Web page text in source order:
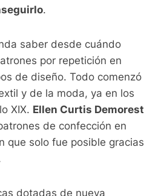
.
saber desde cuándo
por repetición en
de diseño. Todo comenzó
y de la moda, ya en los
XIX. Ellen Curtis Demorest
de confección en
que solo fue posible gracias
dotadas de nueva